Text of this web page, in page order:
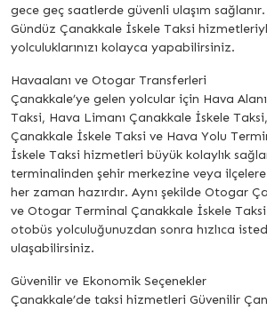
gece geç saatlerde güvenli ulaşım
Gündüz Çanakkale İskele Taksi
yolculuklarınızı kolayca yapabilirsiniz.
Havaalanı ve Otogar Transferleri
Çanakkale’ye gelen yolcular için Hava
Taksi, Hava Limanı Çanakkale İskele
Çanakkale İskele Taksi ve Hava Yolu
İskele Taksi hizmetleri büyük kolaylık
terminalinden şehir merkezine veya
her zaman hazırdır. Aynı şekilde Otogar
ve Otogar Terminal Çanakkale İskele
otobüs yolculuğunuzdan sonra hızlıca
ulaşabilirsiniz.
Güvenilir ve Ekonomik Seçenekler
Çanakkale’de taksi hizmetleri Güvenilir